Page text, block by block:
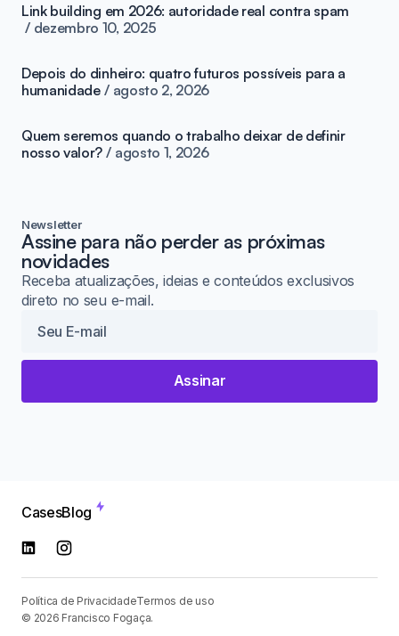
Link building em 2026: autoridade real contra spam
dezembro 10, 2025
Depois do dinheiro: quatro futuros possíveis para a
humanidade
agosto 2, 2026
Quem seremos quando o trabalho deixar de definir
nosso valor?
agosto 1, 2026
Newsletter
Assine para não perder as próximas
novidades
Receba atualizações, ideias e conteúdos exclusivos
direto no seu e-mail.
Assinar
CasesBlog
Política de PrivacidadeTermos de uso
© 2026 Francisco Fogaça.